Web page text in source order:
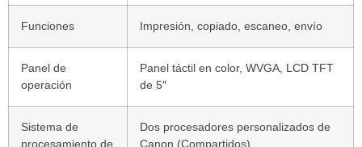
Funciones Impresión, copiado, escaneo, envío
Panel de
operación
Panel táctil en color, WVGA, LCD TFT
de 5″
Sistema de
procesamiento de
Dos procesadores personalizados de
Canon (Compartidos)